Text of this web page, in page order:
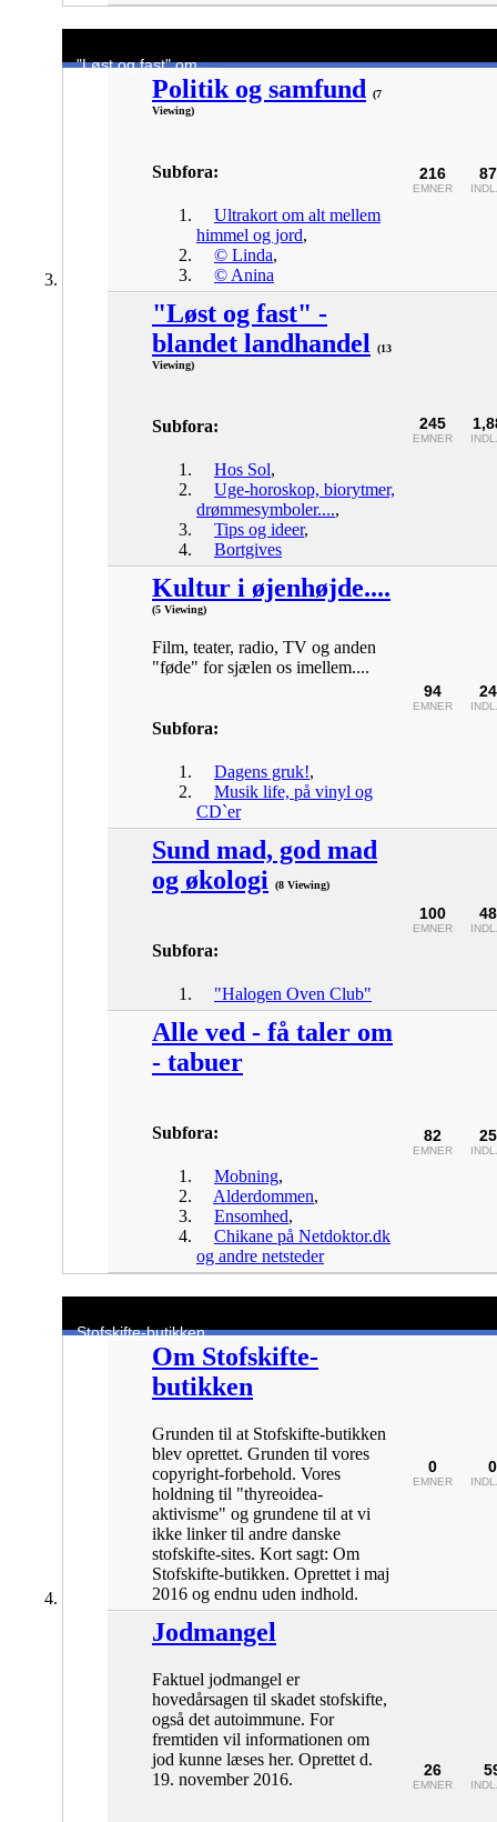
"Løst og fast" om......
Politik og samfund
(7
Viewing)
Subfora:
Ultrakort om alt mellem
himmel og jord,
© Linda,
© Anina
216
EMNER
"Løst og fast" -
blandet landhandel
(13
Viewing)
Subfora:
Hos Sol,
Uge-horoskop, biorytmer,
drømmesymboler....,
Tips og ideer,
Bortgives
245
EMNER
Kultur i øjenhøjde....
(5 Viewing)
Film, teater, radio, TV og anden
"føde" for sjælen os imellem....
Subfora:
Dagens gruk!,
Musik life, på vinyl og
CD`er
94
EMNER
Sund mad, god mad
og økologi
(8 Viewing)
Subfora:
"Halogen Oven Club"
100
EMNER
Alle ved - få taler om
- tabuer
Subfora:
Mobning,
Alderdommen,
Ensomhed,
Chikane på Netdoktor.dk
og andre netsteder
82
EMNER
Stofskifte-butikken
Om Stofskifte-
butikken
Grunden til at Stofskifte-butikken
blev oprettet. Grunden til vores
copyright-forbehold. Vores
holdning til "thyreoidea-
aktivisme" og grundene til at vi
ikke linker til andre danske
stofskifte-sites. Kort sagt: Om
Stofskifte-butikken. Oprettet i maj
2016 og endnu uden indhold.
0
EMNER
0
Jodmangel
Faktuel jodmangel er
hovedårsagen til skadet stofskifte,
også det autoimmune. For
fremtiden vil informationen om
jod kunne læses her. Oprettet d.
19. november 2016.
26
EMNER